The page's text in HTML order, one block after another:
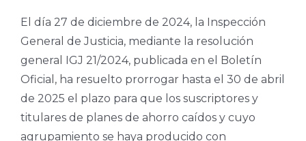
El día 27 de diciembre de 2024, la Inspección
General de Justicia, mediante la resolución
general IGJ 21/2024, publicada en el Boletín
Oficial, ha resuelto prorrogar hasta el 30 de abril
de 2025 el plazo para que los suscriptores y
titulares de planes de ahorro caídos y cuyo
agrupamiento se haya producido con